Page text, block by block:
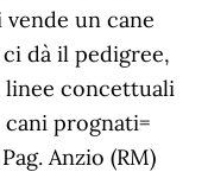
un cane
dà il pedigree,
linee concettuali
cani prognati=
Anzio (RM)